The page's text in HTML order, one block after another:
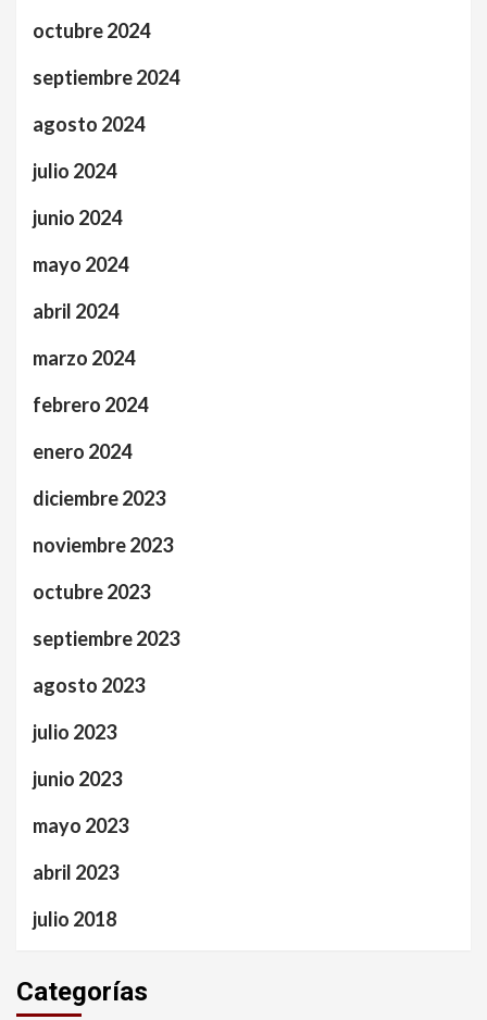
octubre 2024
septiembre 2024
agosto 2024
julio 2024
junio 2024
mayo 2024
abril 2024
marzo 2024
febrero 2024
enero 2024
diciembre 2023
noviembre 2023
octubre 2023
septiembre 2023
agosto 2023
julio 2023
junio 2023
mayo 2023
abril 2023
julio 2018
Categorías